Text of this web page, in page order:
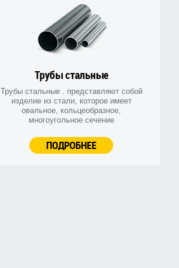
Трубы стальные
Трубы стальные . представляют собой
изделие из стали, которое имеет
овальное, кольцеобразное,
многоугольное сечение
ПОДРОБНЕЕ